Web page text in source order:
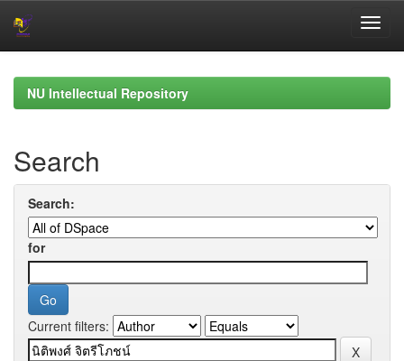
navigationNU Intellectual Repository
Search
Search:
for
Current filters: